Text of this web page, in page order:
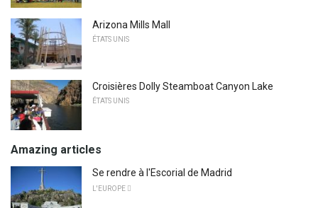
Arizona Mills Mall
ÉTATS UNIS
Croisières Dolly Steamboat Canyon Lake
ÉTATS UNIS
Amazing articles
Se rendre à l'Escorial de Madrid
L'EUROPE 